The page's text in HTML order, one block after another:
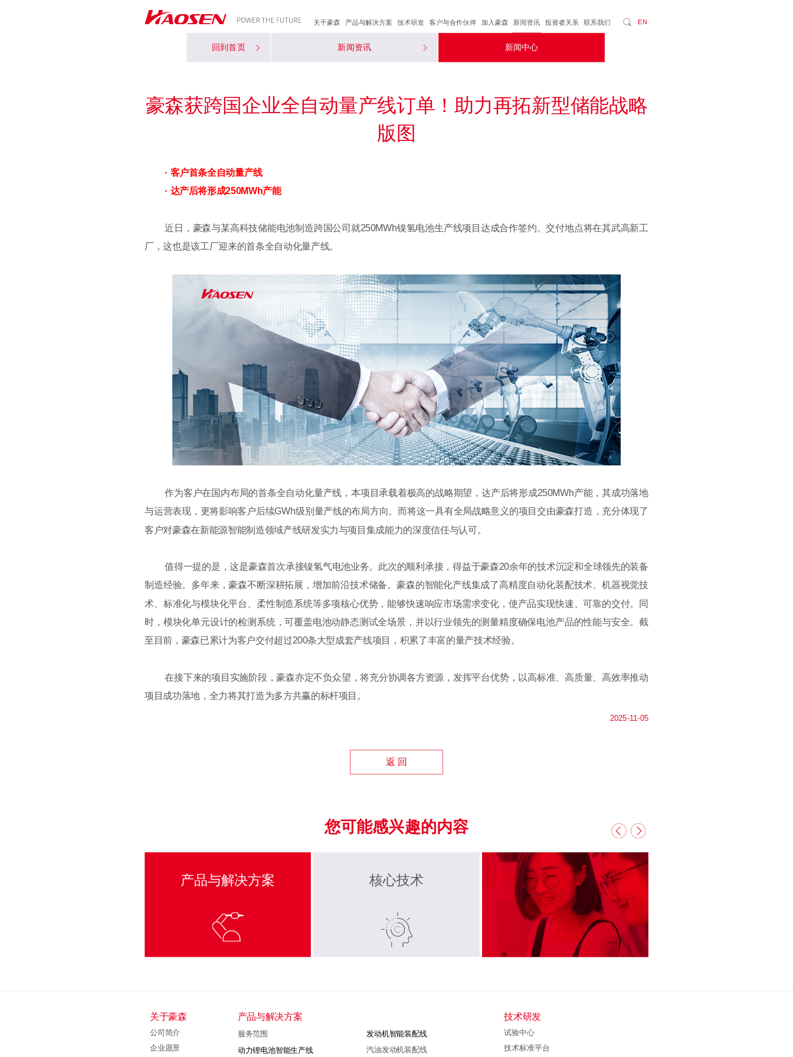
关于豪森 产品与解决方案 技术研发 客户与合作伙伴 加入豪森 新闻资讯 投资者关系 联系我们 EN
回到首页 新闻资讯 新闻中心
豪森获跨国企业全自动量产线订单！助力再拓新型储能战略
版图
· 客户首条全自动量产线
· 达产后将形成250MWh产能
近日，豪森与某高科技储能电池制造跨国公司就250MWh镍氢电池生产线项目达成合作签约。交付地点将在其武高新工
厂，这也是该工厂迎来的首条全自动化量产线。
作为客户在国内布局的首条全自动化量产线，本项目承载着极高的战略期望，达产后将形成250MWh产能，其成功落地
与运营表现，更将影响客户后续GWh级别量产线的布局方向。而将这一具有全局战略意义的项目交由豪森打造，充分体现了
客户对豪森在新能源智能制造领域产线研发实力与项目集成能力的深度信任与认可。
值得一提的是，这是豪森首次承接镍氢气电池业务。此次的顺利承接，得益于豪森20余年的技术沉淀和全球领先的装备
制造经验。多年来，豪森不断深耕拓展，增加前沿技术储备。豪森的智能化产线集成了高精度自动化装配技术、机器视觉技
术、标准化与模块化平台、柔性制造系统等多项核心优势，能够快速响应市场需求变化，使产品实现快速、可靠的交付。同
时，模块化单元设计的检测系统，可覆盖电池动静态测试全场景，并以行业领先的测量精度确保电池产品的性能与安全。截
至目前，豪森已累计为客户交付超过200条大型成套产线项目，积累了丰富的量产技术经验。
在接下来的项目实施阶段，豪森亦定不负众望，将充分协调各方资源，发挥平台优势，以高标准、高质量、高效率推动
项目成功落地，全力将其打造为多方共赢的标杆项目。
2025-11-05
返 回
您可能感兴趣的内容
产品与解决方案 核心技术 招 聘
关于豪森
公司简介
企业愿景
产品与解决方案
服务范围
动力锂电池智能生产线
发动机智能装配线
汽油发动机装配线
技术研发
试验中心
技术标准平台